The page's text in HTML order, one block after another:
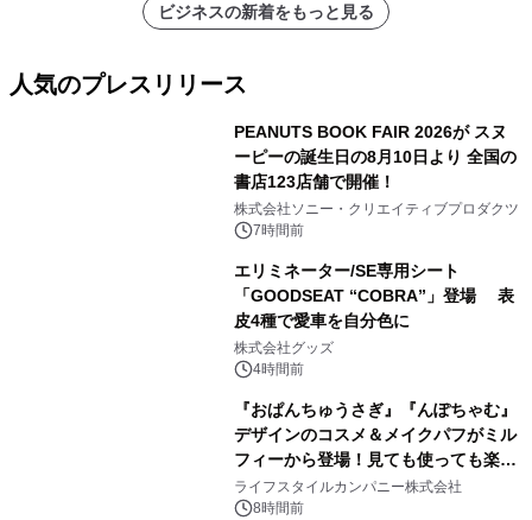
ビジネスの新着をもっと見る
人気のプレスリリース
PEANUTS BOOK FAIR 2026が スヌ
ーピーの誕生日の8月10日より 全国の
書店123店舗で開催！
株式会社ソニー・クリエイティブプロダクツ
7時間前
エリミネーター/SE専用シート
「GOODSEAT “COBRA”」登場 表
皮4種で愛車を自分色に
株式会社グッズ
4時間前
『おぱんちゅうさぎ』『んぽちゃむ』
デザインのコスメ＆メイクパフがミル
フィーから登場！見ても使っても楽し
い、ポップでキュートなコレクショ
ン。
ライフスタイルカンパニー株式会社
8時間前